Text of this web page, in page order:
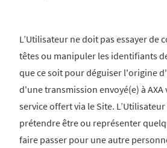
L’Utilisateur ne doit pas essayer de
têtes ou manipuler les identifiants
que ce soit pour déguiser l'origine
d'une transmission envoyé(e) à AXA
service offert via le Site.
prétendre être ou représenter
faire passer pour une autre